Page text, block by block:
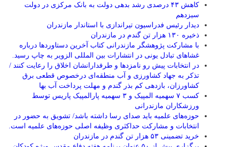
کاهش ۴۳ درصدی رشد بدهی دولت به بانک مرکزی در دولت
سیزدهم
دیدار رئیس فدراسیون تیراندازی با استاندار مازندران
ذخیره ۱۳۰ هزار تن گندم در مازندران
با مشارکت پژوهشگر مازندرانی كتاب آخرین دستاوردها درباره
غشاهای تبادل یونی در انتشارات بین المللی الزویر به چاپ رسید.
در انتخابات پیش رو نامزدها و طرفدارانشان اخلاق را رعایت کنند /
تذکر به جهاد کشاورزی و آب منطقه‌ای درخصوص قطعی برق
کشاورزان، بازدهی کم بذر گندم و مهلت پرداخت آب بها
کسب ۷ سهمیه المپیک و ۳ سهمیه پارالمپیک پاریس توسط
ورزشکاران مازندرانی
حوزه‌های علمیه باید صدای رسا داشته باشد/ تشویق به حضور در
انتخابات و مشارکت حداکثری وظیفه اصلی حوزه‌های علمیه است.
خرید تضمینی ۵۳ هزار تن گندم در مازندران